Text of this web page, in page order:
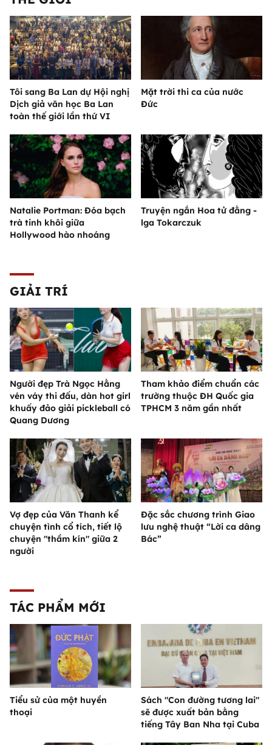
Tôi sang Ba Lan dự Hội nghị
Dịch giả văn học Ba Lan
toàn thế giới lần thứ VI
Mặt trời thi ca của nước
Đức
Natalie Portman: Đóa bạch
trà tinh khôi giữa
Hollywood hào nhoáng
Truyện ngắn Hoa tử đằng -
lga Tokarczuk
GIẢI TRÍ
Người đẹp Trà Ngọc Hằng
vén váy thi đấu, dàn hot girl
khuấy đảo giải pickleball có
Quang Dương
Tham khảo điểm chuẩn các
trường thuộc ĐH Quốc gia
TPHCM 3 năm gần nhất
Vợ đẹp của Văn Thanh kể
chuyện tình cổ tích, tiết lộ
chuyện "thầm kín" giữa 2
người
Đặc sắc chương trình Giao
lưu nghệ thuật “Lời ca dâng
Bác”
TÁC PHẨM MỚI
Tiểu sử của một huyền
thoại
Sách "Con đường tương lai"
sẽ được xuất bản bằng
tiếng Tây Ban Nha tại Cuba